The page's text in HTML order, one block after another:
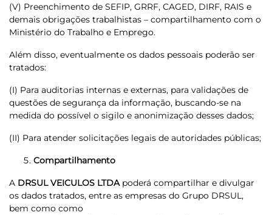
(V) Preenchimento de SEFIP, GRRF, CAGED, DIRF, RAIS e
demais obrigações trabalhistas – compartilhamento com o
Ministério do Trabalho e Emprego.
Além disso, eventualmente os dados pessoais poderão ser
tratados:
(I) Para auditorias internas e externas, para validações de
questões de segurança da informação, buscando-se na
medida do possível o sigilo e anonimização desses dados;
(II) Para atender solicitações legais de autoridades públicas;
Compartilhamento
A DRSUL VEICULOS LTDApoderá compartilhar e divulgar
os dados tratados, entre as empresas do Grupo DRSUL,
bem como como